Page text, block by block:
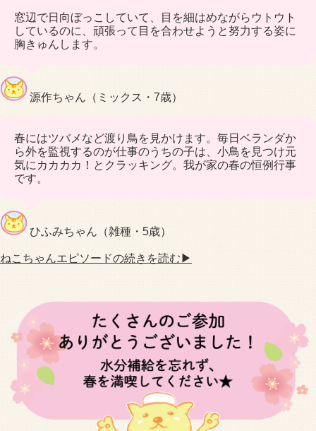
窓辺で日向ぼっこしていて、目を細はめながらウトウト
しているのに、頑張って目を合わせようと努力する姿に
胸きゅんします。
源作ちゃん（ミックス・7歳）
春にはツバメなど渡り鳥を見かけます。毎日ベランダか
ら外を監視するのが仕事のうちの子は、小鳥を見つけ元
気にカカカカ！とクラッキング。我が家の春の恒例行事
です。
ひふみちゃん（雑種・5歳）
ねこちゃんエピソードの続きを読む▶